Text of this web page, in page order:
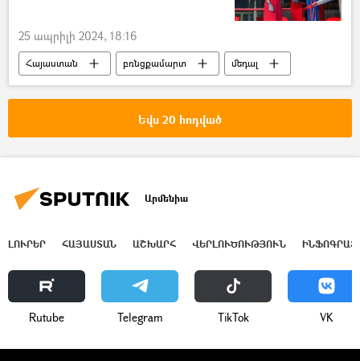
25 ապրիլի 2024, 18:16
Հայաստան բռնցքամարտ
մեդալ
բրոնզ
Սպորտ
Եվս 20 հոդված
Արմենիա
ԼՈՒՐԵՐ ՀԱՅԱՍՏԱՆ ԱՇԽԱՐՀ ՎԵՐԼՈՒԾՈՒԹՅՈՒՆ
Rutube Telegram ТikТоk VK